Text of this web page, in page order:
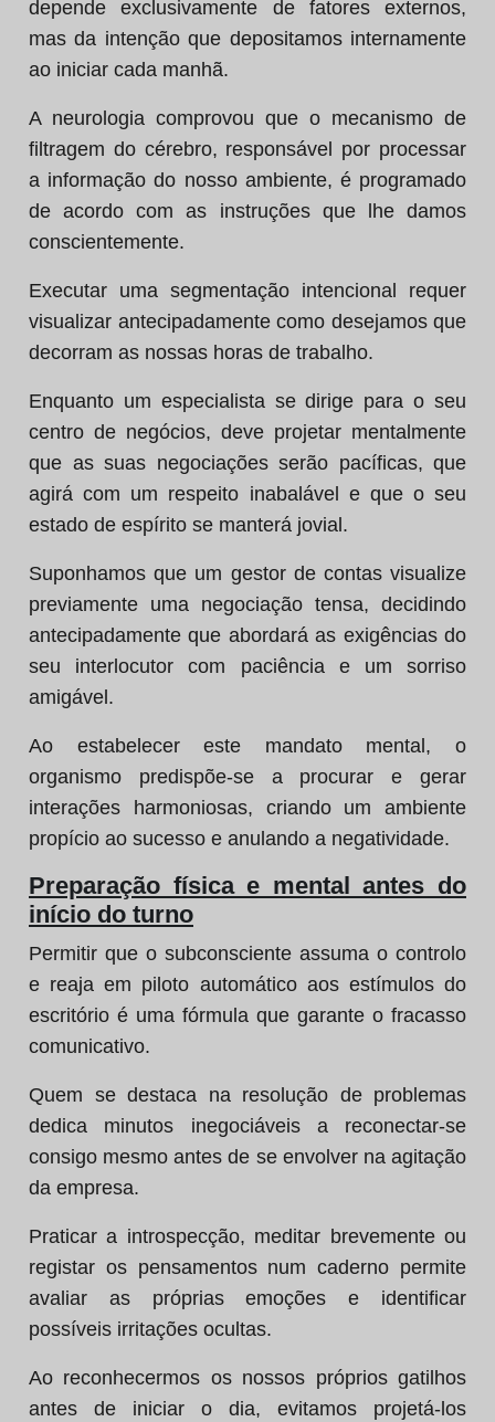
depende exclusivamente de fatores externos,
mas da intenção que depositamos internamente
ao iniciar cada manhã.
A neurologia comprovou que o mecanismo de
filtragem do cérebro, responsável por processar
a informação do nosso ambiente, é programado
de acordo com as instruções que lhe damos
conscientemente.
Executar uma segmentação intencional requer
visualizar antecipadamente como desejamos que
decorram as nossas horas de trabalho.
Enquanto um especialista se dirige para o seu
centro de negócios, deve projetar mentalmente
que as suas negociações serão pacíficas, que
agirá com um respeito inabalável e que o seu
estado de espírito se manterá jovial.
Suponhamos que um gestor de contas visualize
previamente uma negociação tensa, decidindo
antecipadamente que abordará as exigências do
seu interlocutor com paciência e um sorriso
amigável.
Ao estabelecer este mandato mental, o
organismo predispõe-se a procurar e gerar
interações harmoniosas, criando um ambiente
propício ao sucesso e anulando a negatividade.
Preparação física e mental antes do
início do turno
Permitir que o subconsciente assuma o controlo
e reaja em piloto automático aos estímulos do
escritório é uma fórmula que garante o fracasso
comunicativo.
Quem se destaca na resolução de problemas
dedica minutos inegociáveis a reconectar-se
consigo mesmo antes de se envolver na agitação
da empresa.
Praticar a introspecção, meditar brevemente ou
registar os pensamentos num caderno permite
avaliar as próprias emoções e identificar
possíveis irritações ocultas.
Ao reconhecermos os nossos próprios gatilhos
antes de iniciar o dia, evitamos projetá-los